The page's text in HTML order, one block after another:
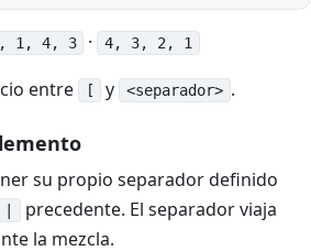
1, 4, 3 · 4, 3, 2, 1
entre [ y <separador> .
su propio separador definido
precedente. El separador viaja
la mezcla.